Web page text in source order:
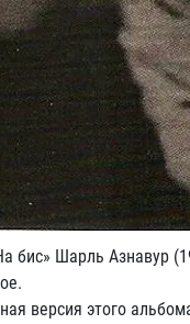
бис» Шарль Азнавур
версия этого